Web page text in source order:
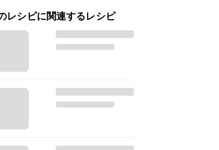
レシピに関連するレシピ